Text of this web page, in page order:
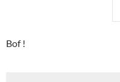
Bof !